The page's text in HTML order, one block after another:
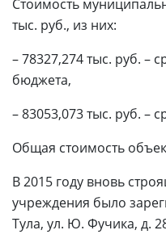
Стоимость
тыс. руб., из них:
– 78327,274 тыс. руб. –
бюджета,
– 83053,073 тыс. руб. –
Общая стоимость
В 2015 году вновь
учреждения было
Тула, ул. Ю. Фучика, д.